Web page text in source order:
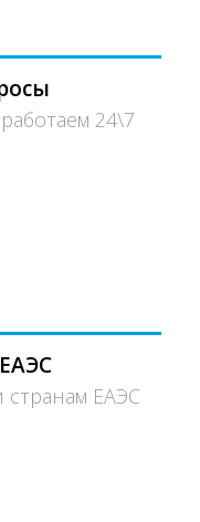
24\7
ЕАЭС